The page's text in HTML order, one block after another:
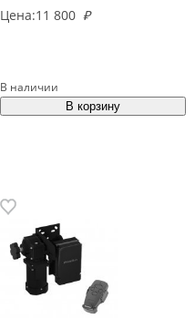
Цена:11 800 ₽
В наличии